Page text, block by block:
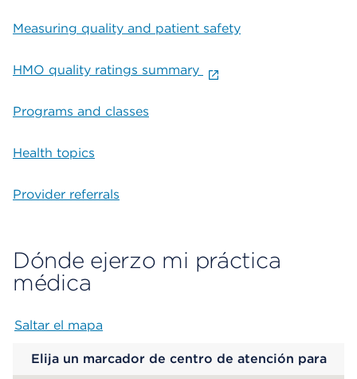
Measuring quality and patient safety
HMO quality ratings summary
Programs and classes
Health topics
Provider referrals
Dónde ejerzo mi práctica
médica
Saltar el mapa
Elija un marcador de centro de atención para